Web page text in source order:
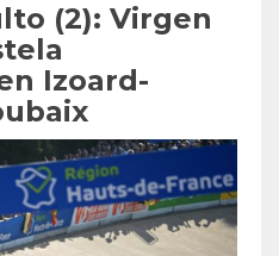
(2): Virgen
Izoard-